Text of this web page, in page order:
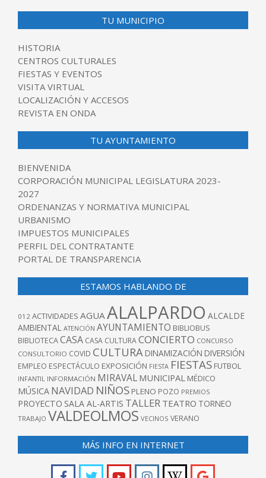
TU MUNICIPIO
HISTORIA
CENTROS CULTURALES
FIESTAS Y EVENTOS
VISITA VIRTUAL
LOCALIZACIÓN Y ACCESOS
REVISTA EN ONDA
TU AYUNTAMIENTO
BIENVENIDA
CORPORACIÓN MUNICIPAL LEGISLATURA 2023-
2027
ORDENANZAS Y NORMATIVA MUNICIPAL
URBANISMO
IMPUESTOS MUNICIPALES
PERFIL DEL CONTRATANTE
PORTAL DE TRANSPARENCIA
ESTAMOS HABLANDO DE
012 ACTIVIDADES AGUA ALALPARDO ALCALDE
AMBIENTAL ATENCIÓN AYUNTAMIENTO BIBLIOBUS
BIBLIOTECACASA CASA CULTURACONCIERTO CONCURSO
CONSULTORIO COVID CULTURA DINAMIZACIÓN DIVERSIÓN
EMPLEO ESPECTÁCULO EXPOSICIÓN FIESTA FIESTAS FUTBOL
INFANTIL INFORMACIÓN MIRAVAL MUNICIPAL MÉDICO
MÚSICA NAVIDAD NIÑOS PLENO POZO PREMIOS
PROYECTO SALA AL-ARTIS TALLER TEATRO TORNEO
TRABAJO VALDEOLMOS VECINOS VERANO
MÁS INFO EN INTERNET